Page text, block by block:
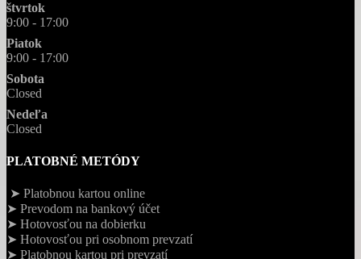
štvrtok
9:00 - 17:00
Piatok
9:00 - 17:00
Sobota
Closed
Nedeľa
Closed
PLATOBNÉ METÓDY
➤ Platobnou kartou online
➤ Prevodom na bankový účet
➤ Hotovosťou na dobierku
➤ Hotovosťou pri osobnom prevzatí
➤ Platobnou kartou pri prevzatí